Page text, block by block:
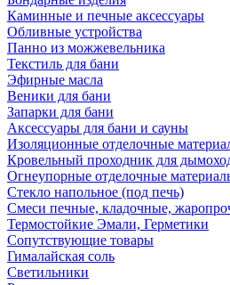
Каминные и печные аксессуары
Обливные устройства
Панно из можжевельника
Текстиль для бани
Эфирные масла
Веники для бани
Запарки для бани
Аксессуары для бани и сауны
Изоляционные отделочные
Кровельный проходник для
Огнеупорные отделочные
Стекло напольное (под печь)
Смеси печные, кладочные,
Термостойкие Эмали, Герметики
Сопутствующие товары
Гималайская соль
Светильники